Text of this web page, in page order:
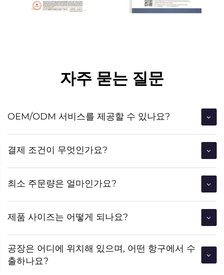
자주 묻는 질문
OEM/ODM 서비스를 제공할 수 있나요?
결제 조건이 무엇인가요?
최소 주문량은 얼마인가요?
제품 사이즈는 어떻게 되나요?
공장은 어디에 위치해 있으며, 어떤 항구에서 수
출하나요?